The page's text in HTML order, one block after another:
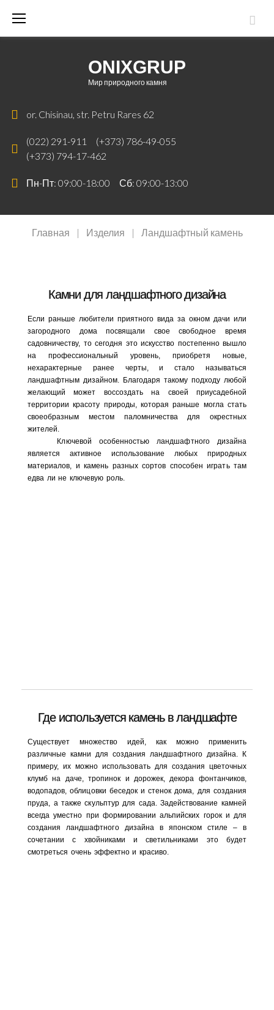
ONIXGRUP
Мир природного камня
or. Chisinau, str. Petru Rares 62
(022) 291-911
(+373) 786-49-055
(+373) 794-17-462
Пн-Пт: 09:00-18:00 Сб: 09:00-13:00
Главная | Изделия | Ландшафтный камень
Камни для ландшафтного дизайна
Если раньше любители приятного вида за окном дачи или
загородного дома посвящали свое свободное время
садовничеству, то сегодня это искусство постепенно вышло
на профессиональный уровень, приобретя новые,
нехарактерные ранее черты, и стало называться
ландшафтным дизайном. Благодаря такому подходу любой
желающий может воссоздать на своей приусадебной
территории красоту природы, которая раньше могла стать
своеобразным местом паломничества для окрестных
жителей.
Ключевой особенностью ландшафтного дизайна
является активное использование любых природных
материалов, и камень разных сортов способен играть там
едва ли не ключевую роль.
Где используется камень в ландшафте
Существует множество идей, как можно применить
различные камни для создания ландшафтного дизайна. К
примеру, их можно использовать для создания цветочных
клумб на даче, тропинок и дорожек, декора фонтанчиков,
водопадов, облицовки беседок и стенок дома, для создания
пруда, а также скульптур для сада. Задействование камней
всегда уместно при формировании альпийских горок и для
создания ландшафтного дизайна в японском стиле – в
сочетании с хвойниками и светильниками это будет
смотреться очень эффектно и красиво.